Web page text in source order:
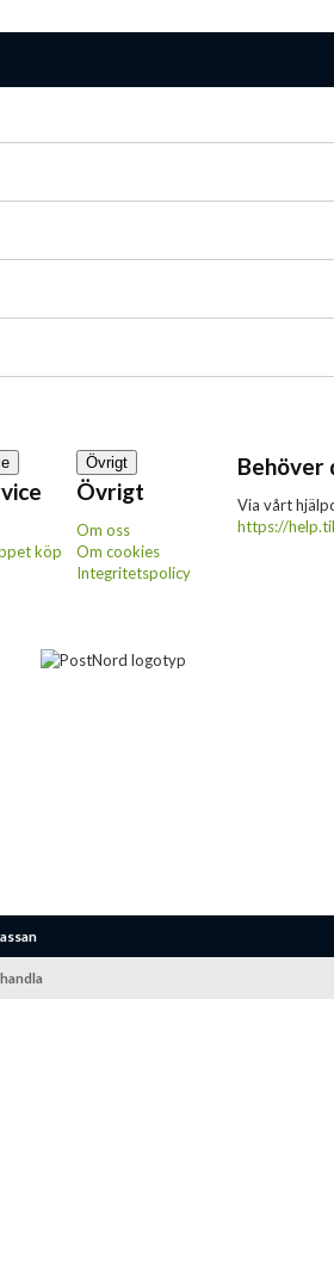
köp
Övrigt
Övrigt
Om oss
Om cookies
Integritetspolicy
Behöver
Via vårt
https://